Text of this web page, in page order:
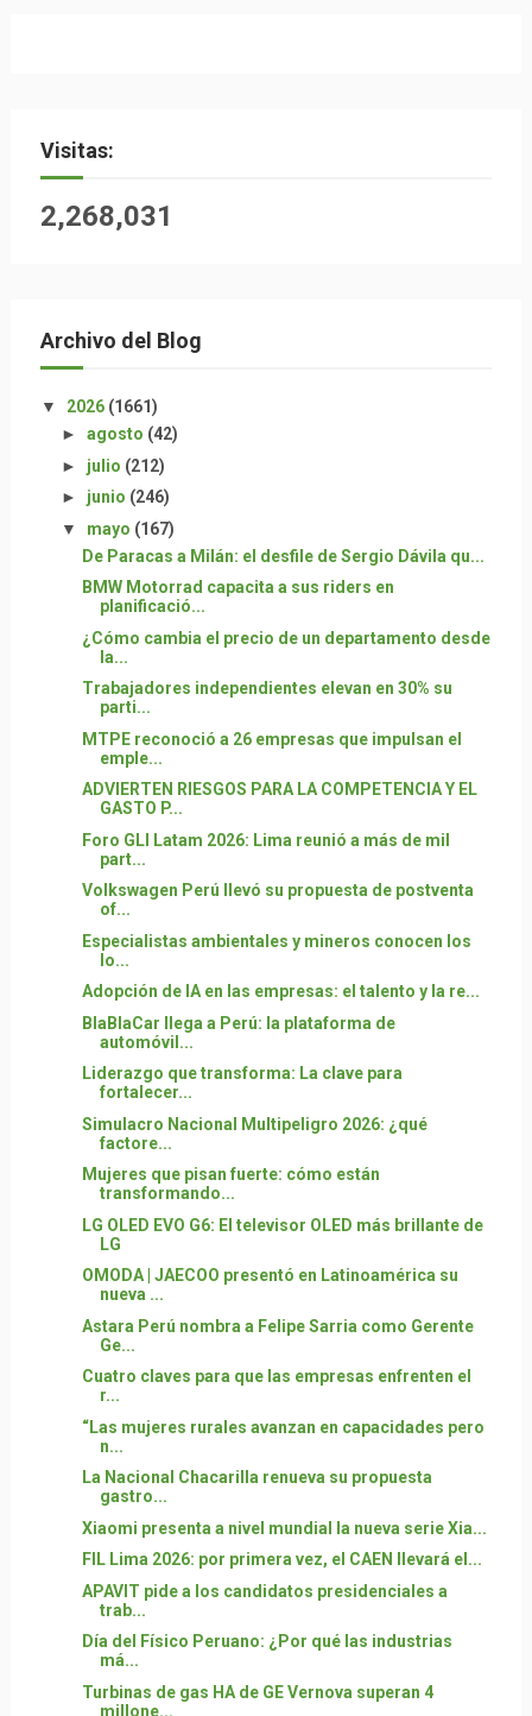
Visitas:
2,268,031
Archivo del Blog
▼ 2026 (1661)
► agosto (42)
► julio (212)
► junio (246)
▼ mayo (167)
De Paracas a Milán: el desfile de Sergio Dávila qu...
BMW Motorrad capacita a sus riders en
planificació...
¿Cómo cambia el precio de un departamento desde
la...
Trabajadores independientes elevan en 30% su
parti...
MTPE reconoció a 26 empresas que impulsan el
emple...
ADVIERTEN RIESGOS PARA LA COMPETENCIA Y EL
GASTO P...
Foro GLI Latam 2026: Lima reunió a más de mil
part...
Volkswagen Perú llevó su propuesta de postventa
of...
Especialistas ambientales y mineros conocen los
lo...
Adopción de IA en las empresas: el talento y la re...
BlaBlaCar llega a Perú: la plataforma de
automóvil...
Liderazgo que transforma: La clave para
fortalecer...
Simulacro Nacional Multipeligro 2026: ¿qué
factore...
Mujeres que pisan fuerte: cómo están
transformando...
LG OLED EVO G6: El televisor OLED más brillante de
LG
OMODA | JAECOO presentó en Latinoamérica su
nueva ...
Astara Perú nombra a Felipe Sarria como Gerente
Ge...
Cuatro claves para que las empresas enfrenten el
r...
“Las mujeres rurales avanzan en capacidades pero
n...
La Nacional Chacarilla renueva su propuesta
gastro...
Xiaomi presenta a nivel mundial la nueva serie Xia...
FIL Lima 2026: por primera vez, el CAEN llevará el...
APAVIT pide a los candidatos presidenciales a
trab...
Día del Físico Peruano: ¿Por qué las industrias
má...
Turbinas de gas HA de GE Vernova superan 4
millone...